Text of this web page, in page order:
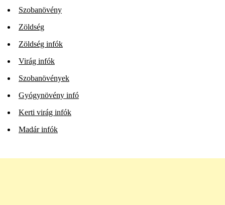
Szobanövény
Zöldség
Zöldség infók
Virág infók
Szobanövények
Gyógynövény infó
Kerti virág infók
Madár infók